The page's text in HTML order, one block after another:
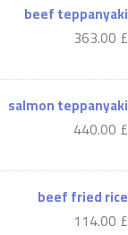
beef teppanyaki
£ 363.00
salmon teppanyaki
£ 440.00
beef fried rice
£ 114.00